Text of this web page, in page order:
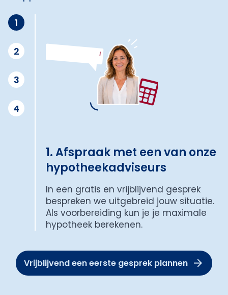
1
2
3
4
1. Afspraak met een van onze
hypotheekadviseurs
In een gratis en vrijblijvend gesprek
bespreken we uitgebreid jouw situatie.
Als voorbereiding kun je je maximale
hypotheek berekenen.
Vrijblijvend een eerste gesprek plannen